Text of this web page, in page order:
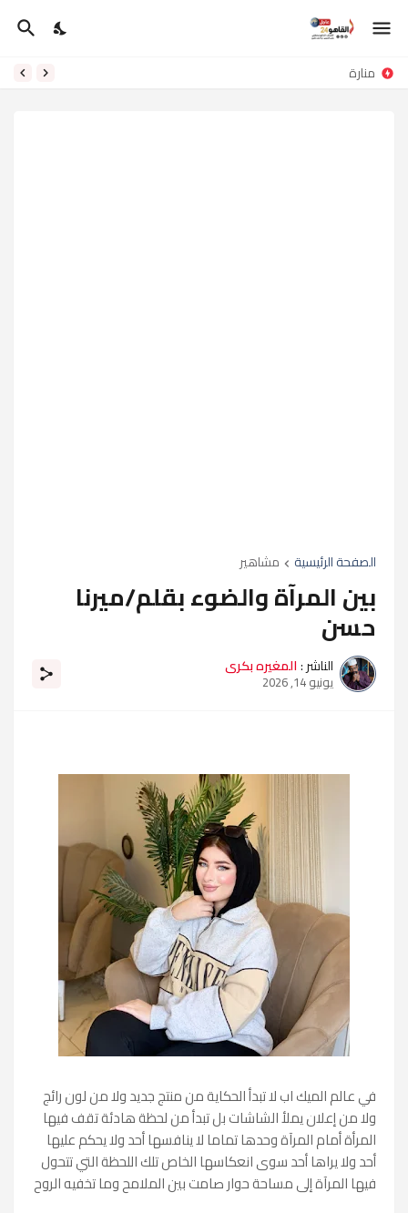
منارة
الصفحة الرئيسية مشاهير
بين المرآة والضوء بقلم/ميرنا
حسن
الناشر :المغيره بكرى
يونيو 14, 2026
في عالم الميك اب لا تبدأ الحكاية من منتج جديد ولا من لون رائج
ولا من إعلان يملأ الشاشات بل تبدأ من لحظة هادئة تقف فيها
المرأة أمام المرآة وحدها تماما لا ينافسها أحد ولا يحكم عليها
أحد ولا يراها أحد سوى انعكاسها الخاص تلك اللحظة التي تتحول
فيها المرآة إلى مساحة حوار صامت بين الملامح وما تخفيه الروح